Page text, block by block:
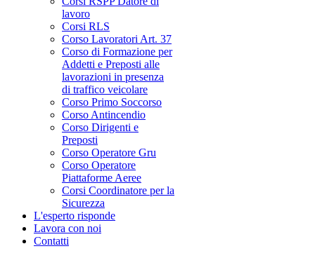
lavoro
Corsi RLS
Corso Lavoratori Art. 37
Corso di Formazione per
Addetti e Preposti alle
lavorazioni in presenza
di traffico veicolare
Corso Primo Soccorso
Corso Antincendio
Corso Dirigenti e
Preposti
Corso Operatore Gru
Corso Operatore
Piattaforme Aeree
Corsi Coordinatore per la
Sicurezza
L'esperto risponde
Lavora con noi
Contatti